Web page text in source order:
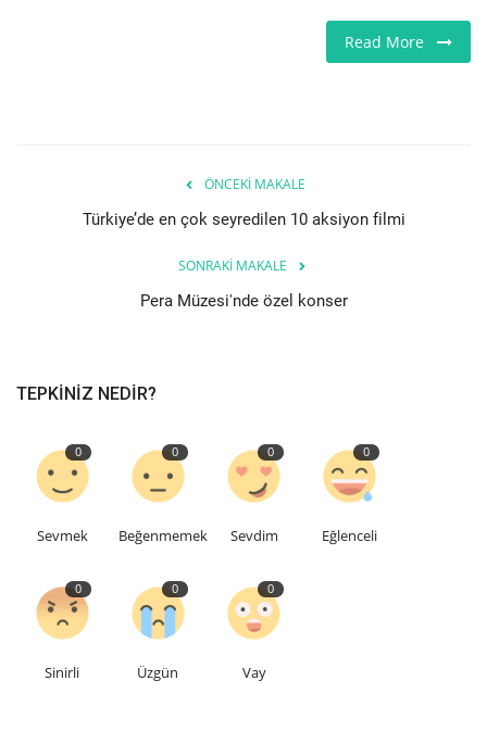
Dilim
English Turkish
Read More
ÖNCEKI MAKALE
Türkiye’de en çok seyredilen 10 aksiyon filmi
SONRAKI MAKALE
Pera Müzesi'nde özel konser
TEPKINIZ NEDIR?
0
Sevmek
0
Beğenmemek
0
Sevdim
0
Eğlenceli
0
Sinirli
0
Üzgün
0
Vay